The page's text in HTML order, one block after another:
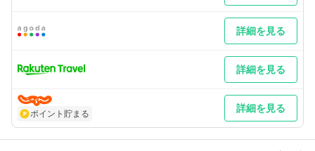
補足 車／●当館では玄関前でお荷物をお預かり後お客様ご自身で
駐車場へのご移動をして頂いております。●車イスご利用の方は
玄関前おもてなし駐車場をご利用いただけます。●冬期間はスタ
より上り坂となりますのでお電話にてお迎え致します
詳細を見る
詳細を見る
ポイント貯まる 詳細を見る